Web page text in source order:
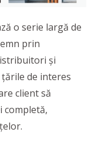
o serie largă de
prin
și
de interes
client să
completă,